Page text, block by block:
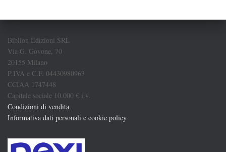
Biblion Edizioni SRL
Via G. Govone, 70
20155 Milano
P.IVA e C.F. 04430980963
CCIAA 1747448
Capitale sociale 10.000 € i.v.
Condizioni di vendita
Informativa dati personali e cookie policy